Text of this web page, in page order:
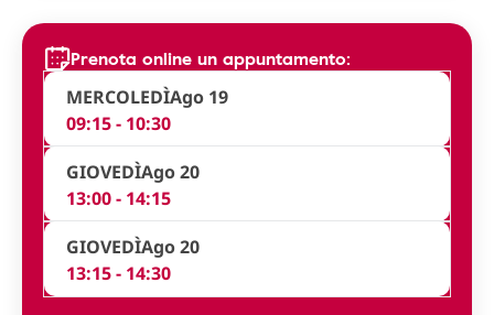
Prenota online un appuntamento:
MERCOLEDÌAgo 19
09:15 - 10:30
GIOVEDÌAgo 20
13:00 - 14:15
GIOVEDÌAgo 20
13:15 - 14:30